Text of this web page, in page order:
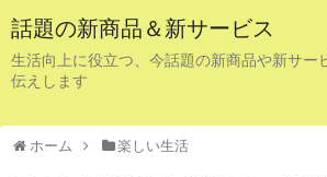
話題の新商品＆新サービス
生活向上に役立つ、今話題の新商品や新サー
伝えします
ホーム 楽しい生活